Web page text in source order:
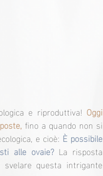
e riproduttiva! Oggi
fino a quando non si
e cioè: È possibile
alle ovaie? La risposta
questa intrigante